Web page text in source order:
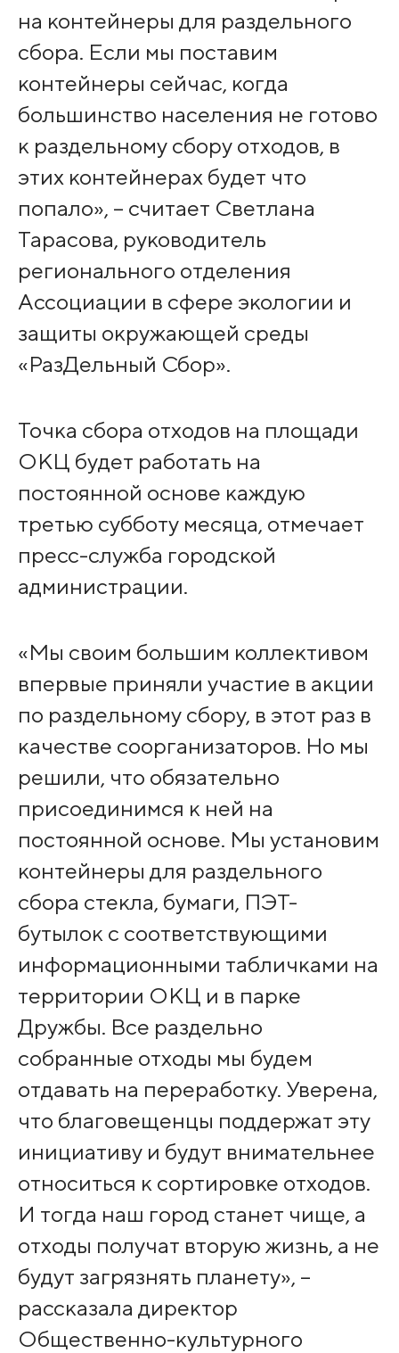
на контейнеры для раздельного
сбора. Если мы поставим
контейнеры сейчас, когда
большинство населения не готово
к раздельному сбору отходов, в
этих контейнерах будет что
попало», – считает Светлана
Тарасова, руководитель
регионального отделения
Ассоциации в сфере экологии и
защиты окружающей среды
«РазДельный Сбор».
Точка сбора отходов на площади
ОКЦ будет работать на
постоянной основе каждую
третью субботу месяца, отмечает
пресс-служба городской
администрации.
«Мы своим большим коллективом
впервые приняли участие в акции
по раздельному сбору, в этот раз в
качестве соорганизаторов. Но мы
решили, что обязательно
присоединимся к ней на
постоянной основе. Мы установим
контейнеры для раздельного
сбора стекла, бумаги, ПЭТ-
бутылок с соответствующими
информационными табличками на
территории ОКЦ и в парке
Дружбы. Все раздельно
собранные отходы мы будем
отдавать на переработку. Уверена,
что благовещенцы поддержат эту
инициативу и будут внимательнее
относиться к сортировке отходов.
И тогда наш город станет чище, а
отходы получат вторую жизнь, а не
будут загрязнять планету», –
рассказала директор
Общественно-культурного